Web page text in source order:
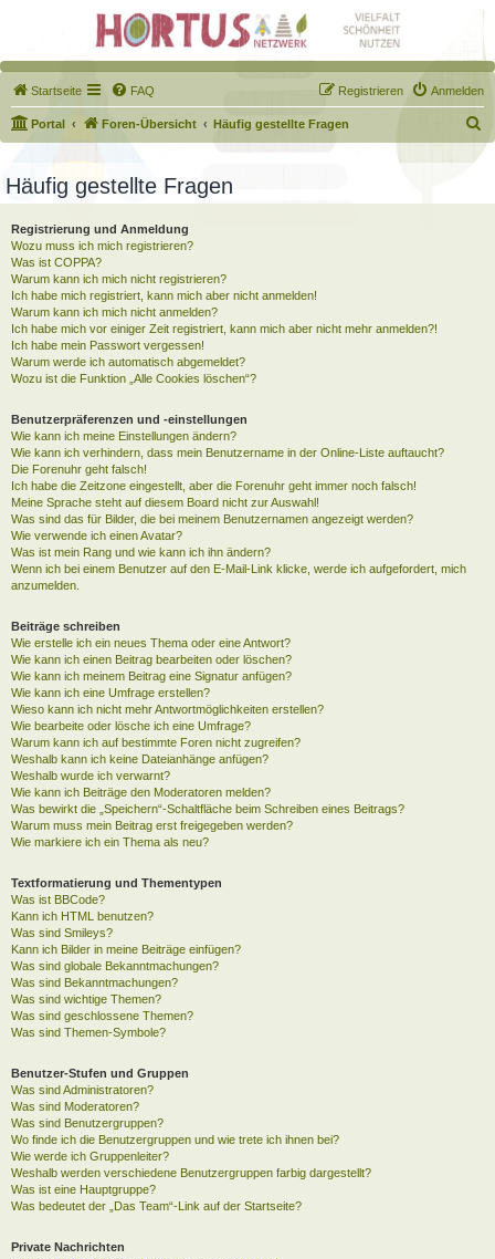
Startseite FAQ Anmelden
Registrieren
Portal Foren-Übersicht Häufig gestellte Fragen
u
h
Häufig gestellte Fragen
Registrierung und Anmeldung
Wozu muss ich mich registrieren?
Was ist COPPA?
Warum kann ich mich nicht registrieren?
Ich habe mich registriert, kann mich aber nicht anmelden!
Warum kann ich mich nicht anmelden?
Ich habe mich vor einiger Zeit registriert, kann mich aber nicht mehr anmelden?!
Ich habe mein Passwort vergessen!
Warum werde ich automatisch abgemeldet?
Wozu ist die Funktion „Alle Cookies löschen“?
Benutzerpräferenzen und -einstellungen
Wie kann ich meine Einstellungen ändern?
Wie kann ich verhindern, dass mein Benutzername in der Online-Liste auftaucht?
Die Forenuhr geht falsch!
Ich habe die Zeitzone eingestellt, aber die Forenuhr geht immer noch falsch!
Meine Sprache steht auf diesem Board nicht zur Auswahl!
Was sind das für Bilder, die bei meinem Benutzernamen angezeigt werden?
Wie verwende ich einen Avatar?
Was ist mein Rang und wie kann ich ihn ändern?
Wenn ich bei einem Benutzer auf den E-Mail-Link klicke, werde ich aufgefordert, mich
anzumelden.
Beiträge schreiben
Wie erstelle ich ein neues Thema oder eine Antwort?
Wie kann ich einen Beitrag bearbeiten oder löschen?
Wie kann ich meinem Beitrag eine Signatur anfügen?
Wie kann ich eine Umfrage erstellen?
Wieso kann ich nicht mehr Antwortmöglichkeiten erstellen?
Wie bearbeite oder lösche ich eine Umfrage?
Warum kann ich auf bestimmte Foren nicht zugreifen?
Weshalb kann ich keine Dateianhänge anfügen?
Weshalb wurde ich verwarnt?
Wie kann ich Beiträge den Moderatoren melden?
Was bewirkt die „Speichern“-Schaltfläche beim Schreiben eines Beitrags?
Warum muss mein Beitrag erst freigegeben werden?
Wie markiere ich ein Thema als neu?
Textformatierung und Thementypen
Was ist BBCode?
Kann ich HTML benutzen?
Was sind Smileys?
Kann ich Bilder in meine Beiträge einfügen?
Was sind globale Bekanntmachungen?
Was sind Bekanntmachungen?
Was sind wichtige Themen?
Was sind geschlossene Themen?
Was sind Themen-Symbole?
Benutzer-Stufen und Gruppen
Was sind Administratoren?
Was sind Moderatoren?
Was sind Benutzergruppen?
Wo finde ich die Benutzergruppen und wie trete ich ihnen bei?
Wie werde ich Gruppenleiter?
Weshalb werden verschiedene Benutzergruppen farbig dargestellt?
Was ist eine Hauptgruppe?
Was bedeutet der „Das Team“-Link auf der Startseite?
Private Nachrichten